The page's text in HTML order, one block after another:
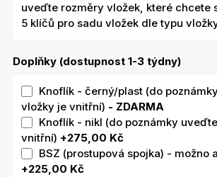
uveďte rozměry vložek, které chcete
5 klíčů pro sadu vložek dle typu
Doplňky (dostupnost 1-3 týdny)
Knoflík - černý/plast (do
vložky je vnitřní) - ZDARMA
Knoflík - nikl (do poznámky
vnitřní) +275,00 Kč
BSZ (prostupová spojka) - možno
+225,00 Kč